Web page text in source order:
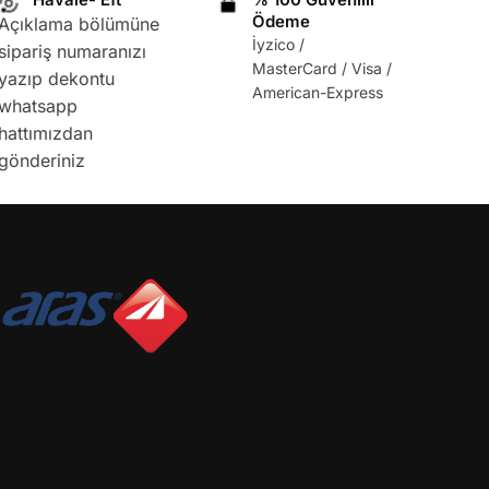
Açıklama bölümüne
sipariş numaranızı
dekontu
hattımızdan
Ödeme
İyzico /
MasterCard / Visa /
American-Express